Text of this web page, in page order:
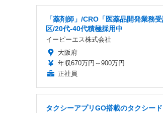
「薬剤師」/CRO「医薬品開発業務
区/20代-40代積極採用中
イーピーエス株式会社
大阪府
年収670万円～900万円
正社員
タクシーアプリGO搭載のタクシー